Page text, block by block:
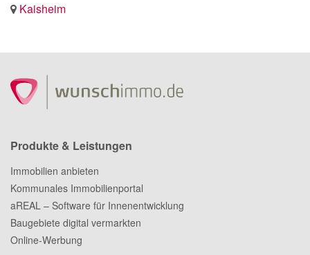
Kaisheim
Produkte & Leistungen
Immobilien anbieten
Kommunales Immobilienportal
aREAL – Software für Innenentwicklung
Baugebiete digital vermarkten
Online-Werbung